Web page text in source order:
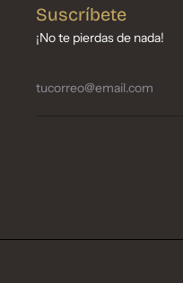
Suscríbete
¡No te pierdas de nada!